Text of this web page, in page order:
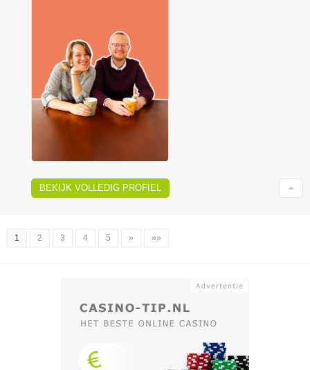
BEKIJK VOLLEDIG PROFIEL
1 2 3 4 5 » »»